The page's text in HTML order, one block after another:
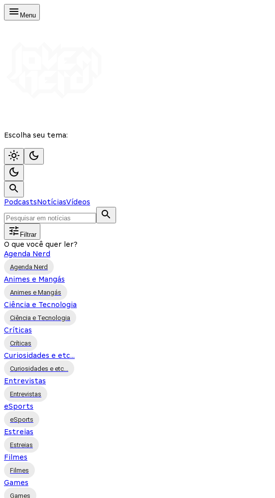
Menu
Escolha seu tema:
PodcastsNotíciasVídeos
Filtrar
O que você quer ler?
Agenda Nerd
Agenda Nerd
Animes e Mangás
Animes e Mangás
Ciência e Tecnologia
Ciência e Tecnologia
Críticas
Críticas
Curiosidades e etc...
Curiosidades e etc...
Entrevistas
Entrevistas
eSports
eSports
Estreias
Estreias
Filmes
Filmes
Games
Games